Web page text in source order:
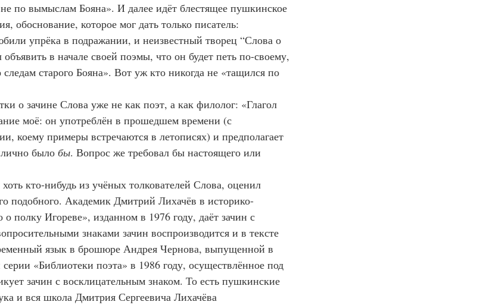
по вымыслам Бояна». И далее идёт блестящее пушкинское
обоснование, которое мог дать только писатель:
упрёка в подражании, и неизвестный творец “Слова о
в начале своей поэмы, что он будет петь по-своему,
старого Бояна». Вот уж кто никогда не «тащился по
заметки о зачине Слова уже не как поэт, а как филолог: «Глагол
моё: он употреблён в прошедшем времени (с
коему примеры встречаются в летописях) и предполагает
было бы. Вопрос же требовал бы настоящего или
подобного. Академик Дмитрий Лихачёв в историко-
полку Игореве», изданном в 1976 году, даёт зачин с
знаками зачин воспроизводится и в тексте
язык в брошюре Андрея Чернова, выпущенной в
«Библиотеки поэта» в 1986 году, осуществлённое под
зачин с восклицательным знаком. То есть пушкинские
и вся школа Дмитрия Сергеевича Лихачёва